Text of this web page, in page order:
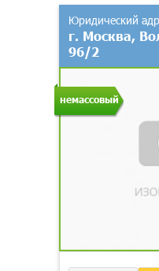
немассовый
Юридический
г. Москва,
96/2